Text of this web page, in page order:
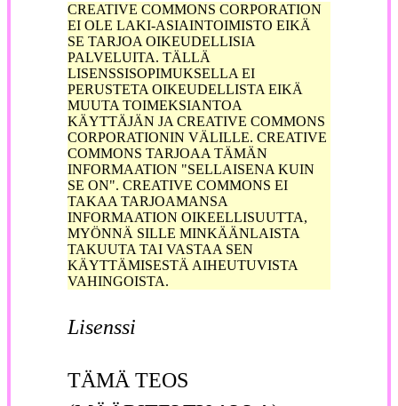
CREATIVE COMMONS CORPORATION
EI OLE LAKI-ASIAINTOIMISTO EIKÄ
SE TARJOA OIKEUDELLISIA
PALVELUITA. TÄLLÄ
LISENSSISOPIMUKSELLA EI
PERUSTETA OIKEUDELLISTA EIKÄ
MUUTA TOIMEKSIANTOA
KÄYTTÄJÄN JA CREATIVE COMMONS
CORPORATIONIN VÄLILLE. CREATIVE
COMMONS TARJOAA TÄMÄN
INFORMAATION "SELLAISENA KUIN
SE ON". CREATIVE COMMONS EI
TAKAA TARJOAMANSA
INFORMAATION OIKEELLISUUTTA,
MYÖNNÄ SILLE MINKÄÄNLAISTA
TAKUUTA TAI VASTAA SEN
KÄYTTÄMISESTÄ AIHEUTUVISTA
VAHINGOISTA.
Lisenssi
TÄMÄ TEOS